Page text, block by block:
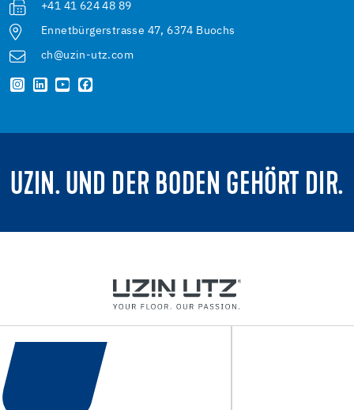
+41 41 624 48 89
Ennetbürgerstrasse 47, 6374 Buochs
ch@uzin-utz.com
UZIN. UND DER BODEN GEHÖRT DIR.